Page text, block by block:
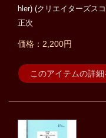
hler) (クリエイターズス
正次
価格：2,200円
このアイテムの詳細